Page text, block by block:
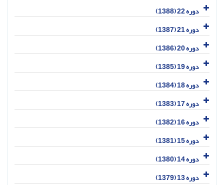
دوره 22 (1388)
دوره 21 (1387)
دوره 20 (1386)
دوره 19 (1385)
دوره 18 (1384)
دوره 17 (1383)
دوره 16 (1382)
دوره 15 (1381)
دوره 14 (1380)
دوره 13 (1379)